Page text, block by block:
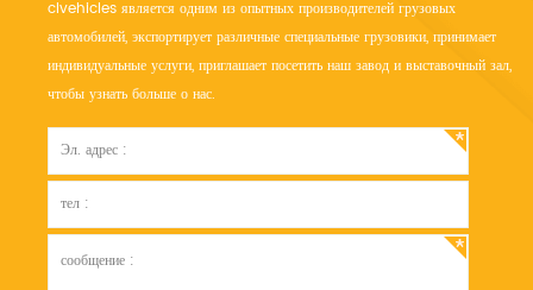
clvehicles является одним из опытных производителей грузовых
автомобилей, экспортирует различные специальные грузовики, принимает
индивидуальные услуги, приглашает посетить наш завод и выставочный зал,
чтобы узнать больше о нас.